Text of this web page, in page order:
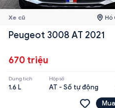
Xe cũ Hồ
Peugeot 3008 AT 2021
670 triệu
Dung tích
1.6 L
Hộp số
AT - Số tự động